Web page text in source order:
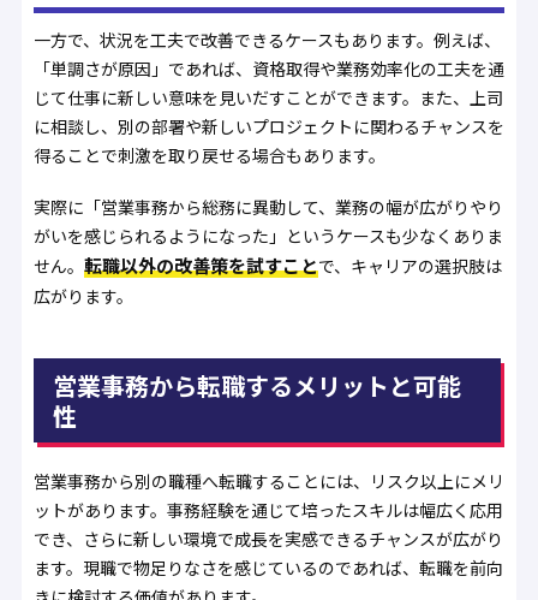
一方で、状況を工夫で改善できるケースもあります。例えば、
「単調さが原因」であれば、資格取得や業務効率化の工夫を通
じて仕事に新しい意味を見いだすことができます。また、上司
に相談し、別の部署や新しいプロジェクトに関わるチャンスを
得ることで刺激を取り戻せる場合もあります。
実際に「営業事務から総務に異動して、業務の幅が広がりやり
がいを感じられるようになった」というケースも少なくありま
せん。 転職以外の改善策を試すことで、キャリアの選択肢は
広がります。
営業事務から転職するメリットと可能
性
営業事務から別の職種へ転職することには、リスク以上にメリ
ットがあります。事務経験を通じて培ったスキルは幅広く応用
でき、さらに新しい環境で成長を実感できるチャンスが広がり
ます。現職で物足りなさを感じているのであれば、転職を前向